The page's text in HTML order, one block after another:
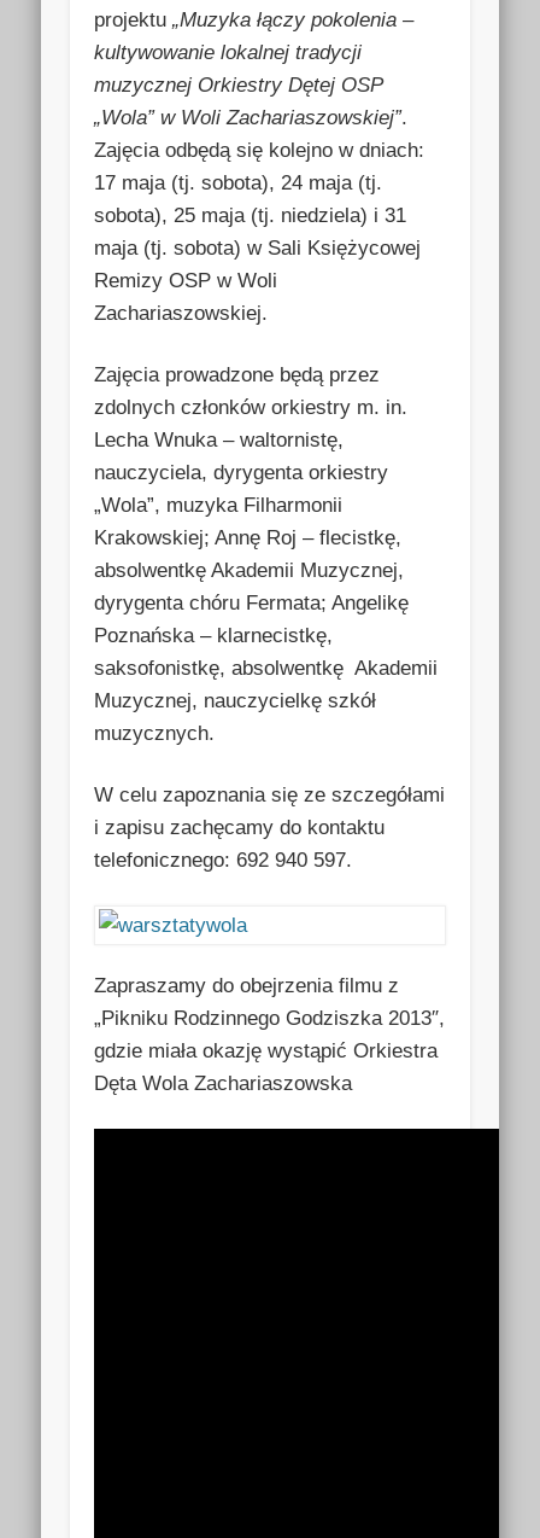
projektu„Muzyka łączy pokolenia –
kultywowanie lokalnej tradycji
muzycznej Orkiestry Dętej OSP
„Wola” w Woli Zachariaszowskiej”.
Zajęcia odbędą się kolejno w dniach:
17 maja (tj. sobota), 24 maja (tj.
sobota), 25 maja (tj. niedziela) i 31
maja (tj. sobota) w Sali Księżycowej
Remizy OSP w Woli
Zachariaszowskiej.
Zajęcia prowadzone będą przez
zdolnych członków orkiestry m. in.
Lecha Wnuka – waltornistę,
nauczyciela, dyrygenta orkiestry
„Wola”, muzyka Filharmonii
Krakowskiej; Annę Roj – flecistkę,
absolwentkę Akademii Muzycznej,
dyrygenta chóru Fermata; Angelikę
Poznańska – klarnecistkę,
saksofonistkę, absolwentkę Akademii
Muzycznej, nauczycielkę szkół
muzycznych.
W celu zapoznania się ze szczegółami
i zapisu zachęcamy do kontaktu
telefonicznego: 692 940 597.
Zapraszamy do obejrzenia filmu z
„Pikniku Rodzinnego Godziszka 2013″,
gdzie miała okazję wystąpić Orkiestra
Dęta Wola Zachariaszowska